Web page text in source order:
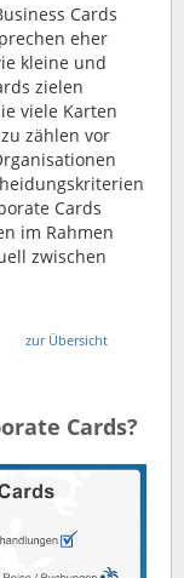
Cards
eher
kleine und
zielen
viele Karten
zählen vor
Cards
im Rahmen
zwischen
zur Übersicht
Cards?